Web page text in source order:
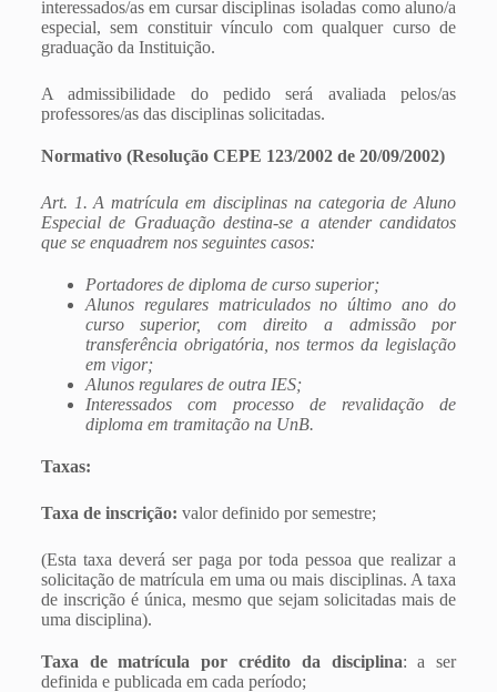
interessados/as em cursar disciplinas isoladas como aluno/a
especial, sem constituir vínculo com qualquer curso de
graduação da Instituição.
A admissibilidade do pedido será avaliada pelos/as
professores/as das disciplinas solicitadas.
Normativo (Resolução CEPE 123/2002 de 20/09/2002)
Art. 1. A matrícula em disciplinas na categoria de Aluno
Especial de Graduação destina-se a atender candidatos
que se enquadrem nos seguintes casos:
Portadores de diploma de curso superior;
Alunos regulares matriculados no último ano do
curso superior, com direito a admissão por
transferência obrigatória, nos termos da legislação
em vigor;
Alunos regulares de outra IES;
Interessados com processo de revalidação de
diploma em tramitação na UnB.
Taxas:
Taxa de inscrição: valor definido por semestre;
(Esta taxa deverá ser paga por toda pessoa que realizar a
solicitação de matrícula em uma ou mais disciplinas. A taxa
de inscrição é única, mesmo que sejam solicitadas mais de
uma disciplina).
Taxa de matrícula por crédito da disciplina: a ser
definida e publicada em cada período;